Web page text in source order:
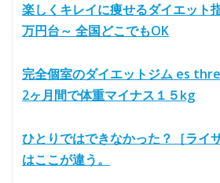
楽しくキレイに痩せるダイエット
万円台～ 全国どこでもOK
完全個室のダイエットジム es
2ヶ月間で体重マイナス１５kg
ひとりではできなかった？［ライ
はここが違う。